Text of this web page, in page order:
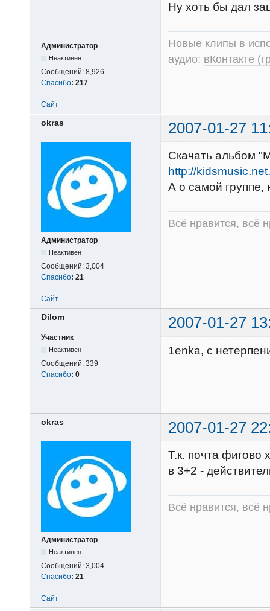
Администратор
Неактивен
Сообщений: 8,926
Спасибо: 217
Ну хоть бы дал
Новые клипы в
аудио: вКонтакте
Сайт
okras 2007-01-27
Администратор
Неактивен
Сообщений: 3,004
Спасибо: 21
Скачать альбом
http://
А о самой группе,
Всё нравится, всё
Сайт
Dilom 2007-01-27
Участник
Неактивен
Сообщений: 339
Спасибо: 0
1enka, с
okras 2007-01-27
Администратор
Неактивен
Сообщений: 3,004
Спасибо: 21
Т.к. почта фигово
в 3+2 -
Всё нравится, всё
Сайт